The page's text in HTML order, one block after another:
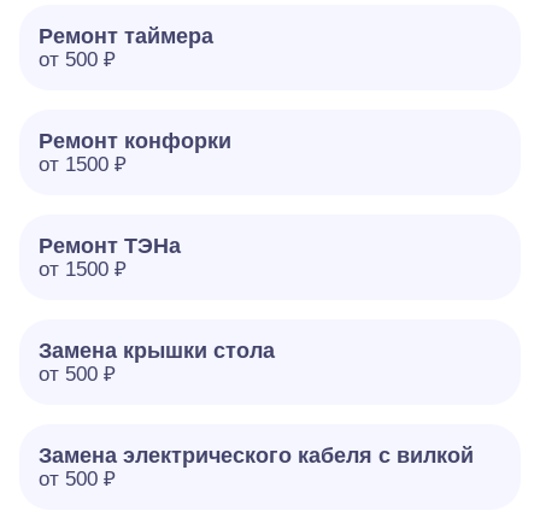
Ремонт таймера
от 500 ₽
Ремонт конфорки
от 1500 ₽
Ремонт ТЭНа
от 1500 ₽
Замена крышки стола
от 500 ₽
Замена электрического кабеля с вилкой
от 500 ₽